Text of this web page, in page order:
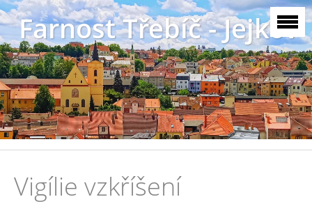
Farnost Třebíč - Jejkov
Vigílie vzkříšení